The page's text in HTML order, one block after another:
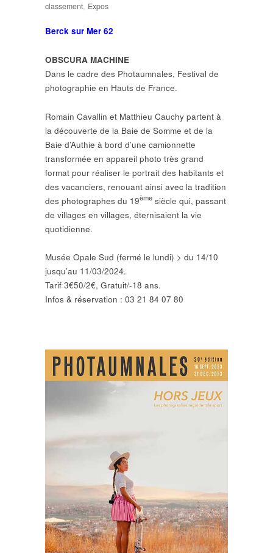
classement, Expos
Berck sur Mer 62
OBSCURA MACHINE
Dans le cadre des Photaumnales, Festival de
photographie en Hauts de France.
Romain Cavallin et Matthieu Cauchy partent à
la découverte de la Baie de Somme et de la
Baie d’Authie à bord d’une camionnette
transformée en appareil photo très grand
format pour réaliser le portrait des habitants et
des vacanciers, renouant ainsi avec la tradition
des photographes du 19ème siècle qui, passant
de villages en villages, éternisaient la vie
quotidienne.
Musée Opale Sud (fermé le lundi) > du 14/10
jusqu’au 11/03/2024.
Tarif 3€50/2€, Gratuit/-18 ans.
Infos & réservation : 03 21 84 07 80